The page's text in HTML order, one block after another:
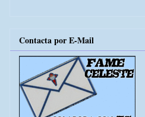
Contacta por E-Mail